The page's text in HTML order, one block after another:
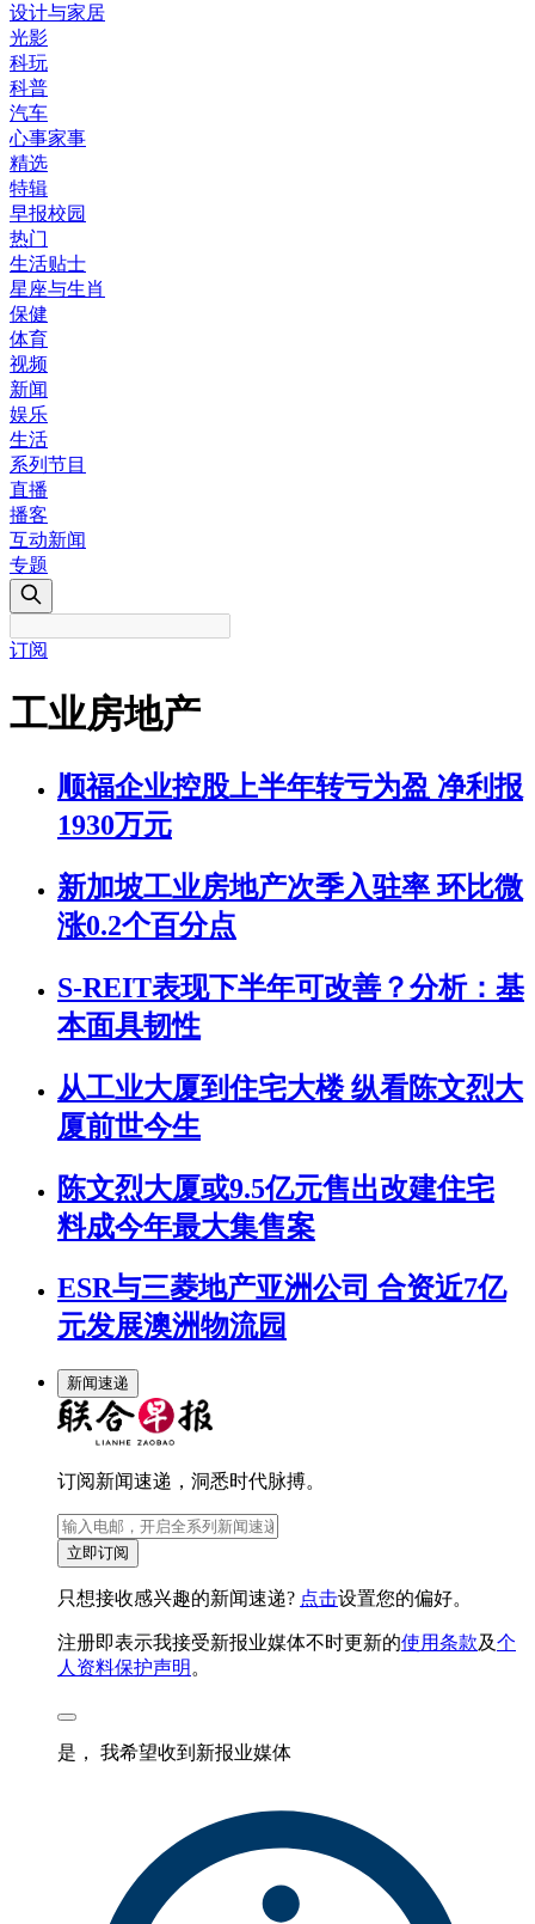
设计与家居
光影
科玩
科普
汽车
心事家事
精选
特辑
早报校园
热门
生活贴士
星座与生肖
保健
体育
视频
新闻
娱乐
生活
系列节目
直播
播客
互动新闻
专题
订阅
工业房地产
顺福企业控股上半年转亏为盈 净利报
1930万元
新加坡工业房地产次季入驻率 环比微
涨0.2个百分点
S-REIT表现下半年可改善？分析：基
本面具韧性
从工业大厦到住宅大楼 纵看陈文烈大
厦前世今生
陈文烈大厦或9.5亿元售出改建住宅
料成今年最大集售案
ESR与三菱地产亚洲公司 合资近7亿
元发展澳洲物流园
新闻速递
订阅新闻速递，洞悉时代脉搏。
立即订阅
只想接收感兴趣的新闻速递? 点击设置您的偏好。
注册即表示我接受新报业媒体不时更新的使用条款及个
人资料保护声明 。
是， 我希望收到新报业媒体